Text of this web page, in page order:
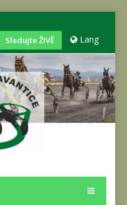
Sledujte ŽIVĚ Lang